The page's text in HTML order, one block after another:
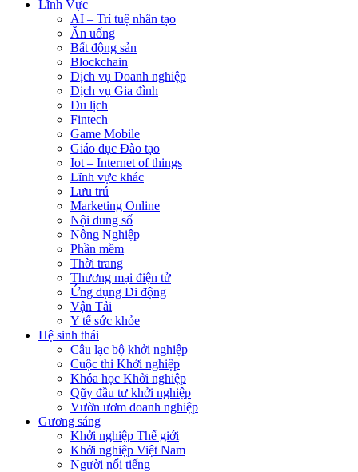
Lĩnh Vực
AI – Trí tuệ nhân tạo
Ăn uống
Bất động sản
Blockchain
Dịch vụ Doanh nghiệp
Dịch vụ Gia đình
Du lịch
Fintech
Game Mobile
Giáo dục Đào tạo
Iot – Internet of things
Lĩnh vực khác
Lưu trú
Marketing Online
Nội dung số
Nông Nghiệp
Phần mềm
Thời trang
Thương mại điện tử
Ứng dụng Di động
Vận Tải
Y tế sức khỏe
Hệ sinh thái
Câu lạc bộ khởi nghiệp
Cuộc thi Khởi nghiệp
Khóa học Khởi nghiệp
Qũy đầu tư khởi nghiệp
Vườn ươm doanh nghiệp
Gương sáng
Khởi nghiệp Thế giới
Khởi nghiệp Việt Nam
Người nổi tiếng